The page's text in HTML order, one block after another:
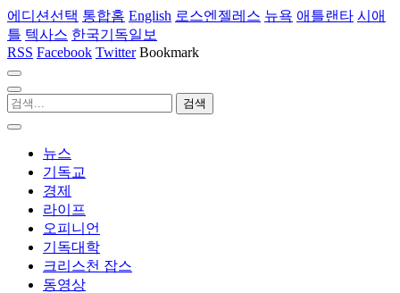
에디션선택 통합홈 English 로스엔젤레스 뉴욕 애틀랜타 시애
틀 텍사스 한국기독일보
RSS Facebook Twitter Bookmark
뉴스
기독교
경제
라이프
오피니언
기독대학
크리스천 잡스
동영상